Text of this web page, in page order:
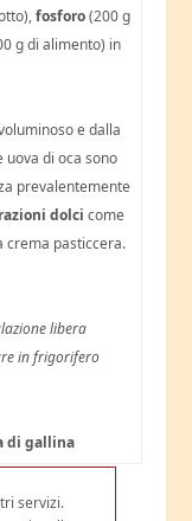
fosforo(200 g
g di alimento) in
e dalla
uova di oca sono
prevalentemente
dolci come
crema pasticcera.
libera
in frigorifero
di gallina
servizi.